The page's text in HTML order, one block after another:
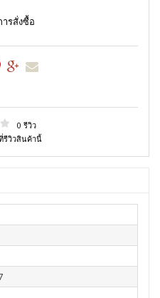
ารสั่งซื้อ
0 รีวิว
รีวิวสินค้านี้